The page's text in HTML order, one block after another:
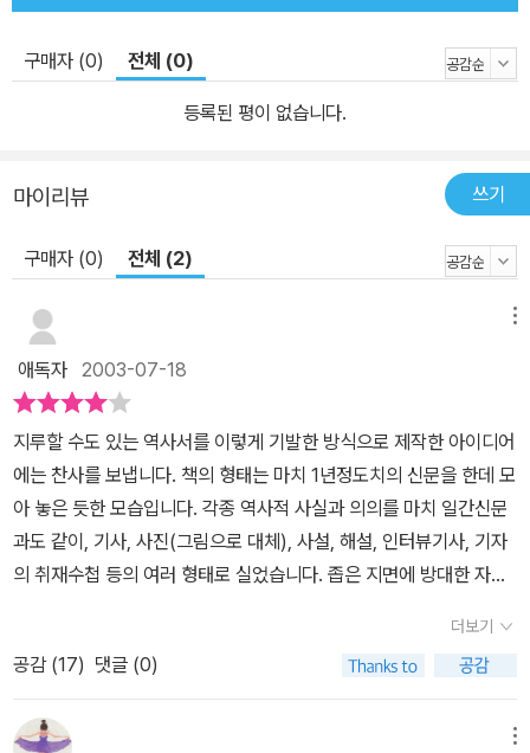
구매자 (0) 전체 (0)
등록된 평이 없습니다.
마이리뷰 쓰기
구매자 (0) 전체 (2)
애독자 2003-07-18
지루할 수도 있는 역사서를 이렇게 기발한 방식으로 제작한 아이디어
에는 찬사를 보냅니다. 책의 형태는 마치 1년정도치의 신문을 한데 모
아 놓은 듯한 모습입니다. 각종 역사적 사실과 의의를 마치 일간신문
과도 같이, 기사, 사진(그림으로 대체), 사설, 해설, 인터뷰기사, 기자
의 취재수첩 등의 여러 형태로 실었습니다. 좁은 지면에 방대한 자료
읽을 신문 1년치를 철해서 한꺼번에 읽으라면 누구나 느끼게 될 것 같
은 벅찬 부담감이 느껴집니다. 분명히 참신한 기획의 양서임은 분명
한데, 대입수험생의 필독서라고 해서 아이에게 읽히려고 준비했음에
도 불구하고, 어른인 저 자신부터가 심적 부담감을 느끼게 되니 좋은
더보기
공감 (17) 댓글 (0)